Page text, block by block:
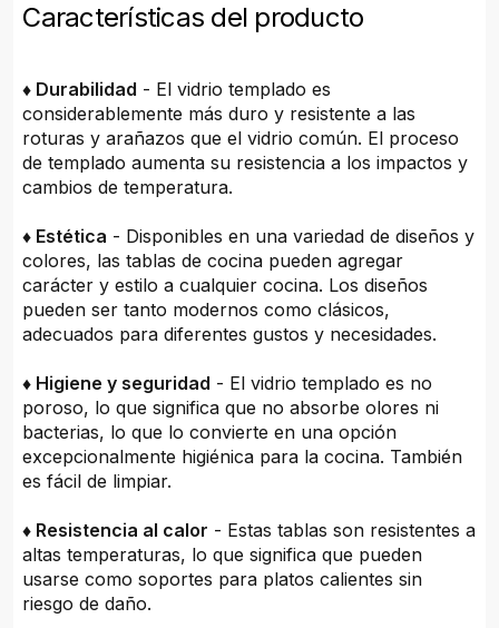
Características del producto
♦ Durabilidad - El vidrio templado es
considerablemente más duro y resistente a las
roturas y arañazos que el vidrio común. El proceso
de templado aumenta su resistencia a los impactos y
cambios de temperatura.
♦ Estética - Disponibles en una variedad de diseños y
colores, las tablas de cocina pueden agregar
carácter y estilo a cualquier cocina. Los diseños
pueden ser tanto modernos como clásicos,
adecuados para diferentes gustos y necesidades.
♦ Higiene y seguridad - El vidrio templado es no
poroso, lo que significa que no absorbe olores ni
bacterias, lo que lo convierte en una opción
excepcionalmente higiénica para la cocina. También
es fácil de limpiar.
♦ Resistencia al calor - Estas tablas son resistentes a
altas temperaturas, lo que significa que pueden
usarse como soportes para platos calientes sin
riesgo de daño.